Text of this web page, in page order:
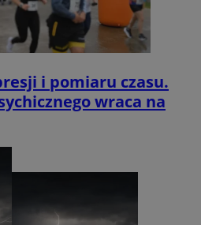
i pomiaru czasu.
wraca na